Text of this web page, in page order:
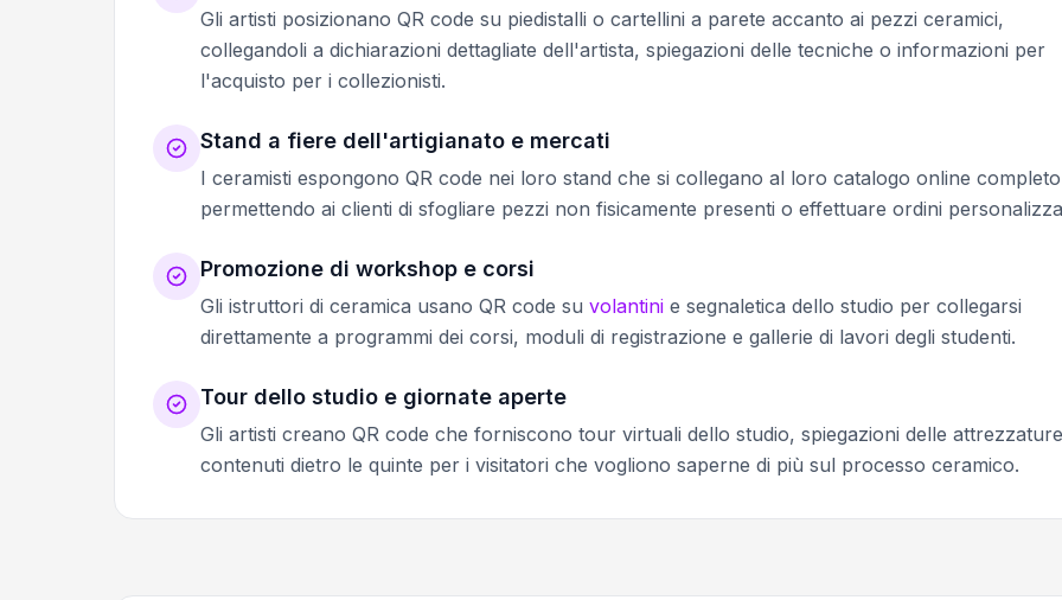
Gli artisti posizionano QR code su piedistalli o cartellini a parete accanto ai pezzi ceramici,
collegandoli a dichiarazioni dettagliate dell'artista, spiegazioni delle tecniche o informazioni per
l'acquisto per i collezionisti.
Stand a fiere dell'artigianato e mercati
I ceramisti espongono QR code nei loro stand che si collegano al loro catalogo online
permettendo ai clienti di sfogliare pezzi non fisicamente presenti o effettuare ordini
Promozione di workshop e corsi
Gli istruttori di ceramica usano QR code su volantini e segnaletica dello studio per collegarsi
direttamente a programmi dei corsi, moduli di registrazione e gallerie di lavori degli studenti.
Tour dello studio e giornate aperte
Gli artisti creano QR code che forniscono tour virtuali dello studio, spiegazioni delle
contenuti dietro le quinte per i visitatori che vogliono saperne di più sul processo ceramico.